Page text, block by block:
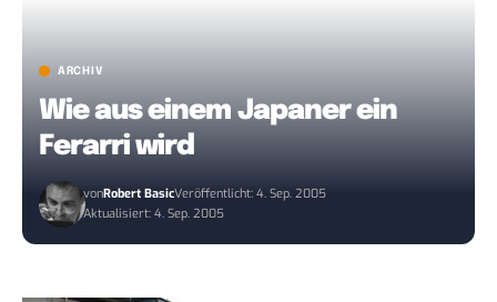
ARCHIV
Wie aus einem Japaner ein
Ferarri wird
vonRobert BasicVeröffentlicht: 4. Sep. 2005
Aktualisiert: 4. Sep. 2005